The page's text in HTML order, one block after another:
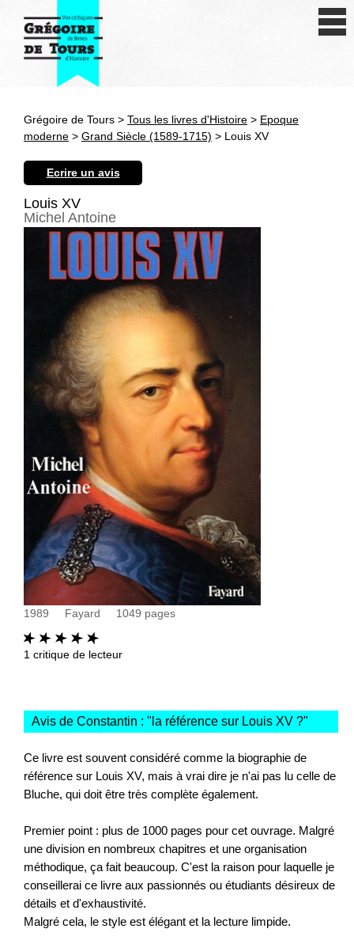
Antiquité
Révolution et XIXe siècle
XXe siècle
Autres civilisations
Thématiques
Grégoire de Tours > Tous les livres d'Histoire > Epoque
moderne > Grand Siècle (1589-1715) > Louis XV
Ecrire un avis
Louis XV
Michel Antoine
1989 Fayard 1049 pages
1 critique de lecteur
Avis de Constantin : " la référence sur Louis XV ?"
Ce livre est souvent considéré comme la biographie de
référence sur Louis XV, mais à vrai dire je n'ai pas lu celle de
Bluche, qui doit être très complète également.
Premier point : plus de 1000 pages pour cet ouvrage. Malgré
une division en nombreux chapitres et une organisation
méthodique, ça fait beaucoup. C'est la raison pour laquelle je
conseillerai ce livre aux passionnés ou étudiants désireux de
détails et d'exhaustivité.
Malgré cela, le style est élégant et la lecture limpide.